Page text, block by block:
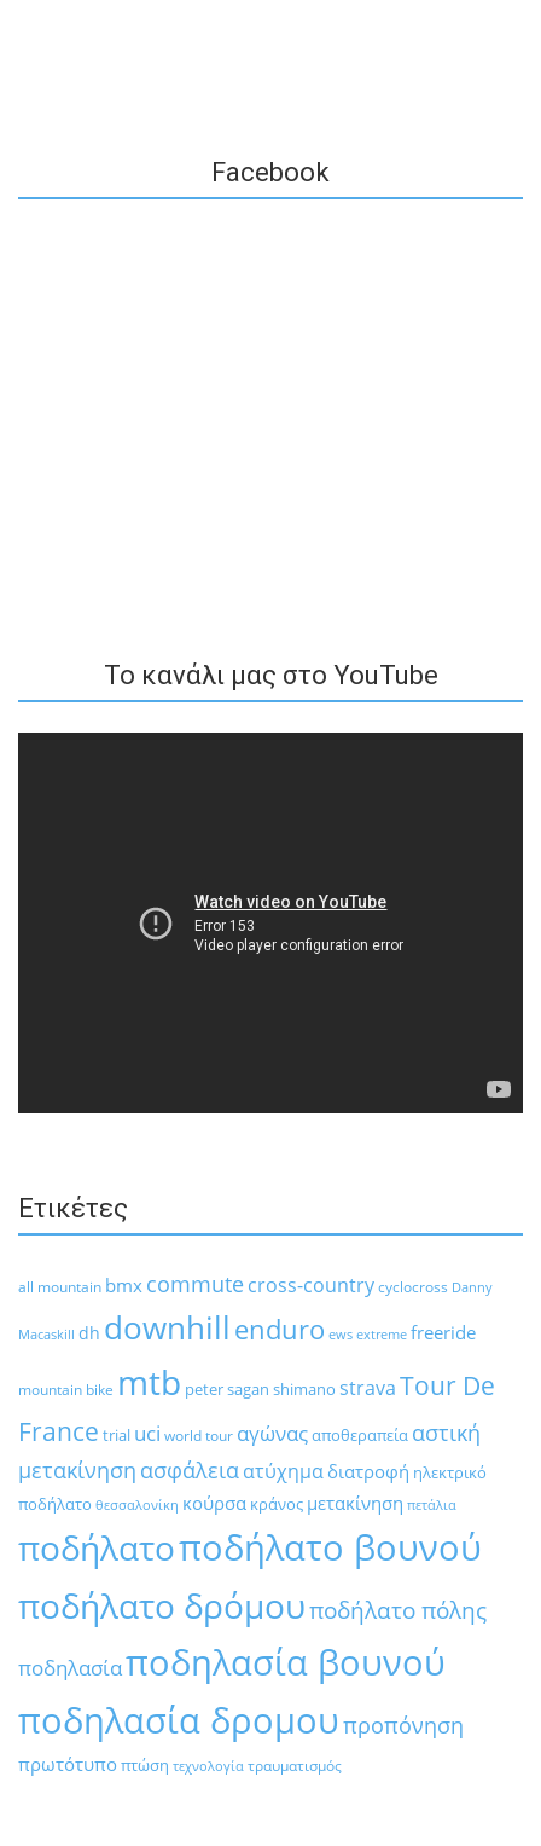
Facebook
To κανάλι μας στο YouTube
Ετικέτες
all mountain bmx commutecross-countrycyclocross Danny
Macaskill dh downhill enduro ews extreme freeride
mountain bike mtb peter sagan shimano stravaTour De
France trial uci world tour αγώναςαποθεραπεία αστική
μετακίνηση ασφάλειαατύχημα διατροφή ηλεκτρικό
ποδήλατο θεσσαλονίκη κούρσα κράνος μετακίνηση πετάλια
ποδήλατοποδήλατο βουνού
ποδήλατο δρόμουποδήλατο πόλης
ποδηλασίαποδηλασία βουνού
ποδηλασία δρομου προπόνηση
πρωτότυποπτώση τεχνολογία τραυματισμός